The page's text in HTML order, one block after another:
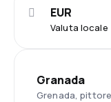
Valuta locale
EUR
Granada
Grenada,